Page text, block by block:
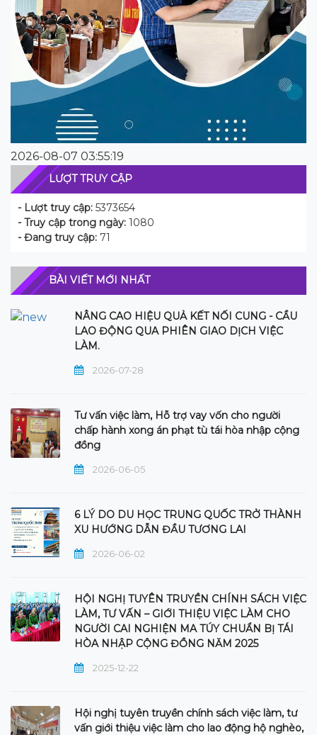
2026-08-07 03:55:19
LƯỢT TRUY CẬP
- Lượt truy cập: 5373654
- Truy cập trong ngày: 1080
- Đang truy cập: 71
BÀI VIẾT MỚI NHẤT
NÂNG CAO HIỆU QUẢ KẾT NỐI CUNG - CẦU
LAO ĐỘNG QUA PHIÊN GIAO DỊCH VIỆC
LÀM.
2026-07-28
Tư vấn việc làm, Hỗ trợ vay vốn cho người
chấp hành xong án phạt tù tái hòa nhập cộng
đồng
2026-06-05
6 LÝ DO DU HỌC TRUNG QUỐC TRỞ THÀNH
XU HƯỚNG DẪN ĐẦU TƯƠNG LAI
2026-06-02
HỘI NGHỊ TUYÊN TRUYỀN CHÍNH SÁCH VIỆC
LÀM, TƯ VẤN – GIỚI THIỆU VIỆC LÀM CHO
NGƯỜI CAI NGHIỆN MA TÚY CHUẨN BỊ TÁI
HÒA NHẬP CỘNG ĐỒNG NĂM 2025
2025-12-22
Hội nghị tuyên truyền chính sách việc làm, tư
vấn giới thiệu việc làm cho lao động hộ nghèo,